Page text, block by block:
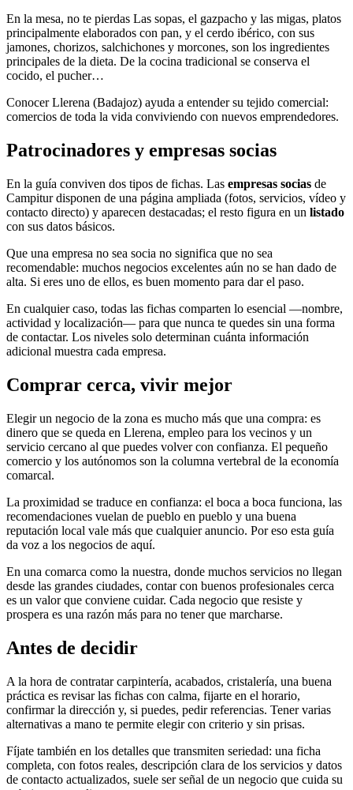
En la mesa, no te pierdas Las sopas, el gazpacho y las migas, platos
principalmente elaborados con pan, y el cerdo ibérico, con sus
jamones, chorizos, salchichones y morcones, son los ingredientes
principales de la dieta. De la cocina tradicional se conserva el
cocido, el pucher…
Conocer Llerena (Badajoz) ayuda a entender su tejido comercial:
comercios de toda la vida conviviendo con nuevos emprendedores.
Patrocinadores y empresas socias
En la guía conviven dos tipos de fichas. Las empresas socias de
Campitur disponen de una página ampliada (fotos, servicios, vídeo y
contacto directo) y aparecen destacadas; el resto figura en un listado
con sus datos básicos.
Que una empresa no sea socia no significa que no sea
recomendable: muchos negocios excelentes aún no se han dado de
alta. Si eres uno de ellos, es buen momento para dar el paso.
En cualquier caso, todas las fichas comparten lo esencial —nombre,
actividad y localización— para que nunca te quedes sin una forma
de contactar. Los niveles solo determinan cuánta información
adicional muestra cada empresa.
Comprar cerca, vivir mejor
Elegir un negocio de la zona es mucho más que una compra: es
dinero que se queda en Llerena, empleo para los vecinos y un
servicio cercano al que puedes volver con confianza. El pequeño
comercio y los autónomos son la columna vertebral de la economía
comarcal.
La proximidad se traduce en confianza: el boca a boca funciona, las
recomendaciones vuelan de pueblo en pueblo y una buena
reputación local vale más que cualquier anuncio. Por eso esta guía
da voz a los negocios de aquí.
En una comarca como la nuestra, donde muchos servicios no llegan
desde las grandes ciudades, contar con buenos profesionales cerca
es un valor que conviene cuidar. Cada negocio que resiste y
prospera es una razón más para no tener que marcharse.
Antes de decidir
A la hora de contratar carpintería, acabados, cristalería, una buena
práctica es revisar las fichas con calma, fijarte en el horario,
confirmar la dirección y, si puedes, pedir referencias. Tener varias
alternativas a mano te permite elegir con criterio y sin prisas.
Fíjate también en los detalles que transmiten seriedad: una ficha
completa, con fotos reales, descripción clara de los servicios y datos
de contacto actualizados, suele ser señal de un negocio que cuida su